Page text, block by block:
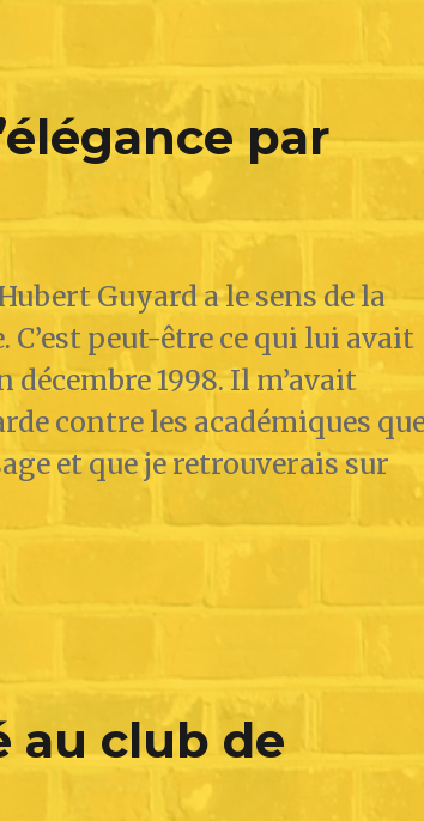
par
Guyard a le sens de la
C’est peut-être ce qui lui avait
décembre 1998. Il m’avait
contre les académiques
et que je retrouverais sur
au club de